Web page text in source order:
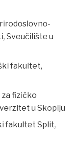
Sveučilište u
fakultet,
fizičko
u Skoplju
fakultet Split,